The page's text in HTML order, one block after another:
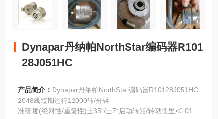
Dynapar丹纳帕NorthStar编码器R101
28J051HC
产品简介： Dynapar丹纳帕NorthStar编码器R10128J051HC
2048线短期运行12000转/分钟
准确度(绝对性/重复性)士35“/士7“启动转矩/转动惯里<0.01N/